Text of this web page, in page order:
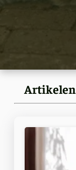
Artikelen